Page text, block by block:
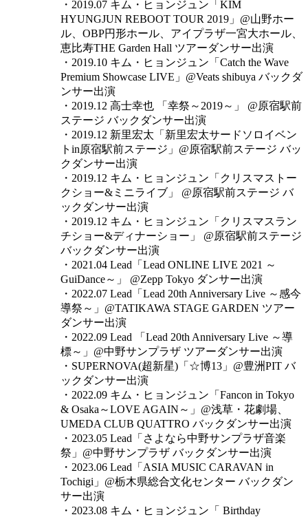
・2019.07 キム・ヒョンジュン「KIM
HYUNGJUN REBOOT TOUR 2019」@山野ホー
ル、OBP円形ホール、アイプラザ一宮大ホール、
恵比寿THE Garden Hall ツアーダンサー出演
・2019.10 キム・ヒョンジュン「Catch the Wave
Premium Showcase LIVE」@Veats shibuya バックダ
ンサー出演
・2019.12 高士幸也 「幸祭～2019～」 @原宿駅前
ステージ バックダンサー出演
・2019.12 新里宏太「新里宏太サードソロイベン
トin原宿駅前ステージ」@原宿駅前ステージ バッ
クダンサー出演
・2019.12 キム・ヒョンジュン「クリスマストー
クショー&ミニライブ」 @原宿駅前ステージ バ
ックダンサー出演
・2019.12 キム・ヒョンジュン「クリスマスラン
チショー&ディナーショー」 @原宿駅前ステージ
バックダンサー出演
・2021.04 Lead「Lead ONLINE LIVE 2021 ～
GuiDance～」 @Zepp Tokyo ダンサー出演
・2022.07 Lead「Lead 20th Anniversary Live ～感今
導祭～」@TATIKAWA STAGE GARDEN ツアー
ダンサー出演
・2022.09 Lead 「Lead 20th Anniversary Live ～導
標～」@中野サンプラザ ツアーダンサー出演
・SUPERNOVA(超新星)「☆博13」@豊洲PIT バ
ックダンサー出演
・2022.09 キム・ヒョンジュン「Fancon in Tokyo
& Osaka～LOVE AGAIN～」@浅草・花劇場、
UMEDA CLUB QUATTRO バックダンサー出演
・2023.05 Lead「さよなら中野サンプラザ音楽
祭」@中野サンプラザ バックダンサー出演
・2023.06 Lead「ASIA MUSIC CARAVAN in
Tochigi」@栃木県総合文化センター バックダン
サー出演
・2023.08 キム・ヒョンジュン「 Birthday